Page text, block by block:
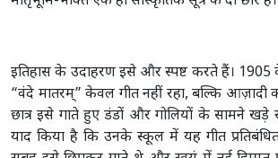
इतिहास के उदाहरण इसे और स्पष्ट करते हैं।
“वंदे मातरम्” केवल गीत नहीं रहा, बल्कि आज़ादी
छात्र इसे गाते हुए डंडों और गोलियों के सामने खड़े
याद किया है कि उनके स्कूल में यह गीत प्रतिबंधित